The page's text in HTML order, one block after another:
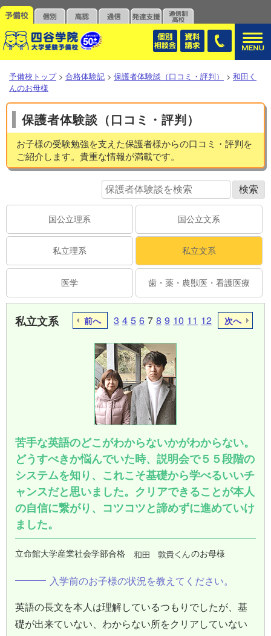
予備校トップ > 合格体験記 > 保護者体験談（口コミ・評判） > 和田く
んのお母様
保護者体験談（口コミ・評判）
お子様の受験勉強を支えた保護者様からの口コミ・評判を
ご紹介します。貴重な情報が満載です。
国公立理系 国公立文系
私立理系 私立文系
医学 歯・薬・農獣医・看護医療
私立文系 前へ 3 4 5 6 7 8 9 10 11 12 次へ
苦手な英語のどこがわからないかがわからない。
どうすべきか悩んでいた時、説明会で５５段階の
システムを知り、これこそ基礎から学べるいいチ
ャンスだと思いました。クリアできることが本人
の自信に繋がり、コツコツと諦めずに進めていけ
ました。
立命館大学産業社会学部合格 のお母様
入学前のお子様の状況を教えてください。
英語の長文を本人は理解しているつもりでしたが、基
礎が出来ていない、わからない所をクリアしていない